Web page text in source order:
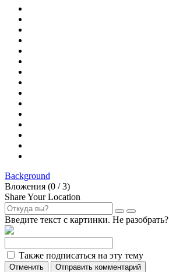
Background
Вложения (0 / 3)
Share Your Location
Введите текст с картинки. Не разобрать?
Также подписаться на эту тему
Отменить Отправить комментарий